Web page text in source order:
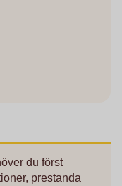
du först
prestanda